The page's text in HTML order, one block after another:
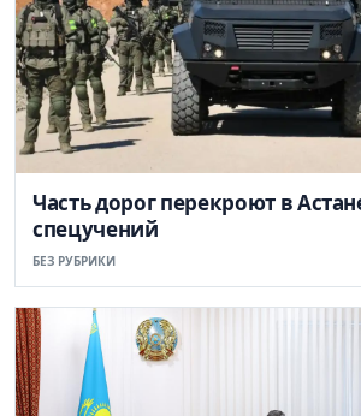
Часть дорог перекроют в
спецучений
БЕЗ РУБРИКИ